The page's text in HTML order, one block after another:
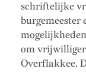
schriftelijke
burgemeester
om
Overflakkee.